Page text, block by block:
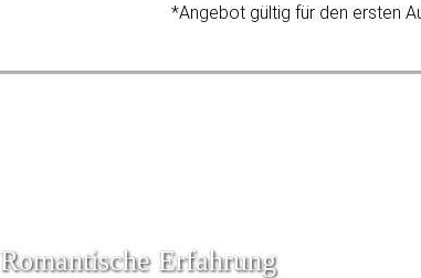
*Angebot gültig für den ersten
Romantische Erfahrung